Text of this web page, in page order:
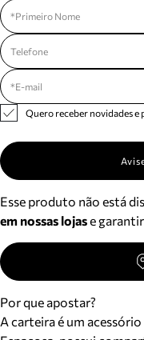
Quero receber novidades e
Esse produto não está
em nossas lojase
Por que apostar?
A carteira é um